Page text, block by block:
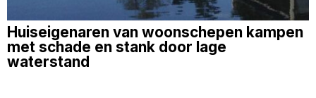
Huiseigenaren van woonschepen kampen
met schade en stank door lage
waterstand